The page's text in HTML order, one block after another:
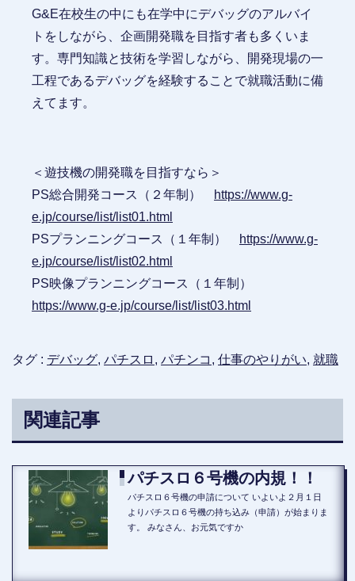
G&E在校生の中にも在学中にデバッグのアルバイ
トをしながら、企画開発職を目指す者も多くいま
す。専門知識と技術を学習しながら、開発現場の一
工程であるデバッグを経験することで就職活動に備
えてます。
＜遊技機の開発職を目指すなら＞
PS総合開発コース（２年制）
https://www.g-
e.jp/course/list/list01.html
PSプランニングコース（１年制）
https://www.g-
e.jp/course/list/list02.html
PS映像プランニングコース（１年制）
https://www.g-e.jp/course/list/list03.html
タグ : デバッグ, パチスロ , パチンコ , 仕事のやりがい, 就職
関連記事
パチスロ６号機の内規！！
パチスロ６号機の申請について いよいよ２月１日
よりパチスロ６号機の持ち込み（申請）が始まりま
す。 みなさん、お元気ですか